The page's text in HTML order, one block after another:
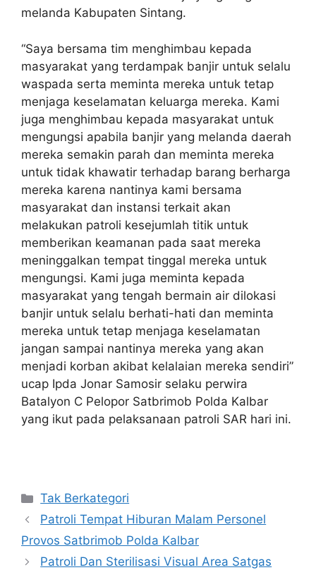
melanda Kabupaten Sintang.
“Saya bersama tim menghimbau kepada
masyarakat yang terdampak banjir untuk selalu
waspada serta meminta mereka untuk tetap
menjaga keselamatan keluarga mereka. Kami
juga menghimbau kepada masyarakat untuk
mengungsi apabila banjir yang melanda daerah
mereka semakin parah dan meminta mereka
untuk tidak khawatir terhadap barang berharga
mereka karena nantinya kami bersama
masyarakat dan instansi terkait akan
melakukan patroli kesejumlah titik untuk
memberikan keamanan pada saat mereka
meninggalkan tempat tinggal mereka untuk
mengungsi. Kami juga meminta kepada
masyarakat yang tengah bermain air dilokasi
banjir untuk selalu berhati-hati dan meminta
mereka untuk tetap menjaga keselamatan
jangan sampai nantinya mereka yang akan
menjadi korban akibat kelalaian mereka sendiri”
ucap Ipda Jonar Samosir selaku perwira
Batalyon C Pelopor Satbrimob Polda Kalbar
yang ikut pada pelaksanaan patroli SAR hari ini.
Kategori
Tak Berkategori
Patroli Tempat Hiburan Malam Personel
Provos Satbrimob Polda Kalbar
Patroli Dan Sterilisasi Visual Area Satgas